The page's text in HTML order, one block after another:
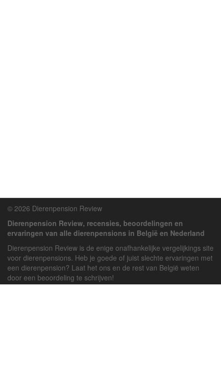
© 2026 Dierenpension Review
Dierenpension Review, recensies, beoordelingen en
ervaringen van alle dierenpensions in België en Nederland
Dierenpension Review is de enige onafhankelijke vergelijkings site
voor dierenpensions. Heb je goede of juist slechte ervaringen met
een dierenpension? Laat het ons en de rest van België weten
door een beoordeling te schrijven!